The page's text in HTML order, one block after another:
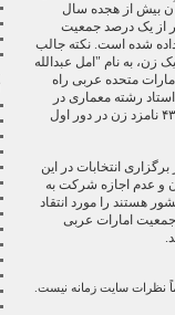
۳۰۰هزار نفر آن بیش از هجده سال
یعنی کمتر از یک درصد جمعیت
شده است. نکته جالب
زن، به نام "امل عبدالله
متحده عربی راه
سال دارد، استاد رشته معماری در
دانشکده ابوظبی است و از بین ۴۳۸ نامزد زن در دور اول
انتخابات در این
و عدم اجازه شرکت به
هستند را مورد انتقاد
از ۸۵ درصد از جمعیت امارات عربی
نظرات سایت زمانه نیست.